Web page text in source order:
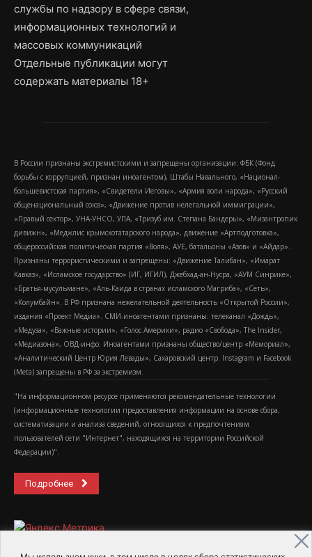
службы по надзору в сфере связи,
информационных технологий и
массовых коммуникаций
Отдельные публикации могут
содержать материалы 18+
В России признаны экстремистскими и запрещены организации: ФБК (Фонд
борьбы с коррупцией, признан иноагентом), Штабы Навального, «Национал-
большевистская партия», «Свидетели Иеговы», «Армия воли народа», «Русский
общенациональный союз», «Движение против нелегальной иммиграции»,
«Правый сектор», УНА-УНСО, УПА, «Тризуб им. Степана Бандеры», «Мизантропик
дивижн», «Меджлис крымскотатарского народа», движение «Артподготовка»,
общероссийская политическая партия «Воля», АУЕ, батальоны «Азов» и «Айдар».
Признаны террористическими и запрещены: «Движение Талибан», «Имарат
Кавказ», «Исламское государство» (ИГ, ИГИЛ), Джебхад-ан-Нусра, «АУМ Синрике»,
«Братья-мусульмане», «Аль-Каида в странах исламского Магриба», «Сеть»,
«Колумбайн». В РФ признана нежелательной деятельность «Открытой России»,
издания «Проект Медиа». СМИ-иноагентами признаны: телеканал «Дождь»,
«Медуза», «Важные истории», «Голос Америки», радио «Свобода», The Insider,
«Медиазона», ОВД-инфо. Иноагентами признаны общество/центр «Мемориал»,
«Аналитический Центр Юрия Левады», Сахаровский центр. Instagram и Facebook
(Metа) запрещены в РФ за экстремизм.
"На информационном ресурсе применяются рекомендательные технологии
(информационные технологии предоставления информации на основе сбора,
систематизации и анализа сведений, относящихся к предпочтениям
пользователей сети "Интернет", находящихся на территории Российской
Федерации)".
Подробнее